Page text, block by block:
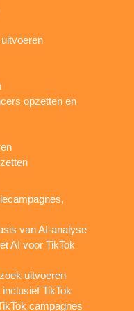
opzetten en
van AI-analyse
AI voor TikTok
uitvoeren
TikTok
campagnes